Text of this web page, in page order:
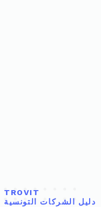
TROVIT
دليل الشركات التونسية